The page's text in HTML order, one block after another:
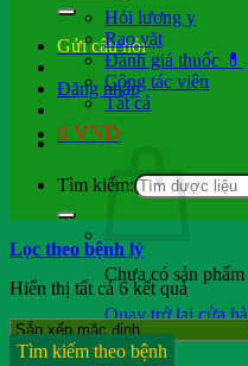
Gửi câu hỏi
Đăng nhập
0 VND
Chưa có sản
Quay trở lại cửa
Hỏi b.sĩ
Hỏi lương y
Rao vặt
Đánh giá thuốc 💊
Cộng tác viên
Tất cả
Tìm kiếm:
Lọc theo bệnh lý
Hiển thị tất cả 6 kết quả
Tìm kiếm theo bệnh